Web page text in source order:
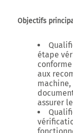
Objectifs
étape
aux
machine,
assurer